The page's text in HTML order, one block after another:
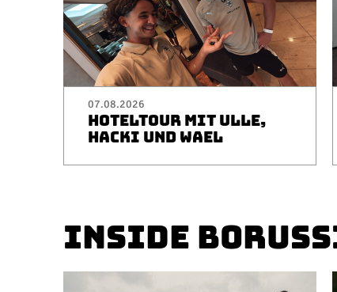
07.08.2026
HOTELTOUR MIT ULLE,
HACKI UND WAEL
INSIDE